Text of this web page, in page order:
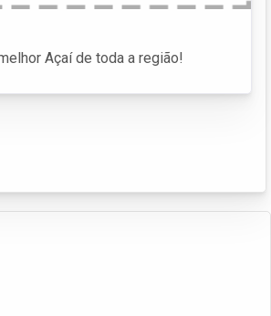
Açaí de toda a região!